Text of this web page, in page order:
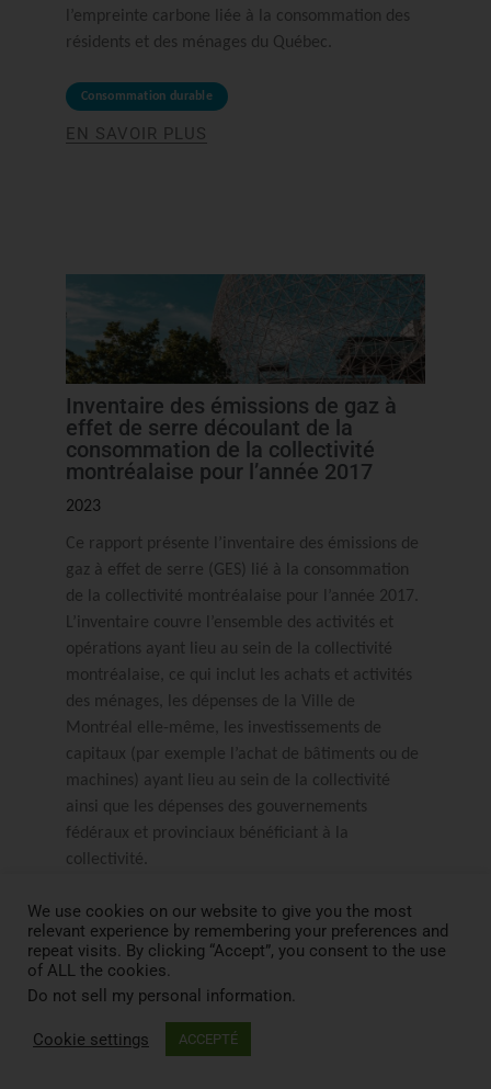
l’empreinte carbone liée à la consommation des
résidents et des ménages du Québec.
Consommation durable
EN SAVOIR PLUS
Inventaire des émissions de gaz à
effet de serre découlant de la
consommation de la collectivité
montréalaise pour l’année 2017
2023
Ce rapport présente l’inventaire des émissions de
gaz à effet de serre (GES) lié à la consommation
de la collectivité montréalaise pour l’année 2017.
L’inventaire couvre l’ensemble des activités et
opérations ayant lieu au sein de la collectivité
montréalaise, ce qui inclut les achats et activités
des ménages, les dépenses de la Ville de
Montréal elle-même, les investissements de
capitaux (par exemple l’achat de bâtiments ou de
machines) ayant lieu au sein de la collectivité
ainsi que les dépenses des gouvernements
fédéraux et provinciaux bénéficiant à la
collectivité.
Consommation durable
EN SAVOIR PLUS
We use cookies on our website to give you the most
relevant experience by remembering your preferences and
repeat visits. By clicking “Accept”, you consent to the use
of ALL the cookies.
Do not sell my personal information.
Cookie settings ACCEPTÉ